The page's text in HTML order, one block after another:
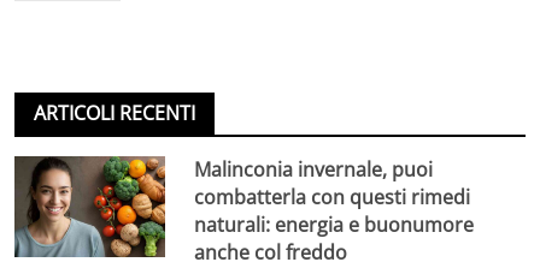
ARTICOLI RECENTI
Malinconia invernale, puoi
combatterla con questi rimedi
naturali: energia e buonumore
anche col freddo